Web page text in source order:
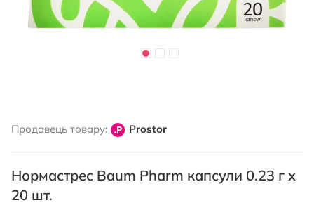
початку
зображень
Продавець товару: Prostor
Нормастрес Baum Pharm капсули 0.23 г х
20 шт.